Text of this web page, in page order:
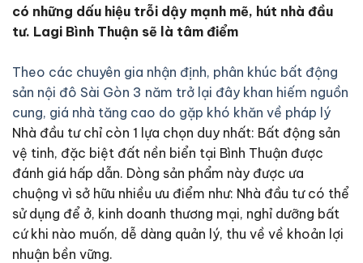
có những dấu hiệu trỗi dậy mạnh mẽ, hút nhà đầu
tư. Lagi Bình Thuận sẽ là tâm điểm
Theo các chuyên gia nhận định, phân khúc bất động
sản nội đô Sài Gòn 3 năm trở lại đây khan hiếm nguồn
cung, giá nhà tăng cao do gặp khó khăn về pháp lý
Nhà đầu tư chỉ còn 1 lựa chọn duy nhất: Bất động sản
vệ tinh, đặc biệt đất nền biển tại Bình Thuận được
đánh giá hấp dẫn. Dòng sản phẩm này được ưa
chuộng vì sở hữu nhiều ưu điểm như: Nhà đầu tư có thể
sử dụng để ở, kinh doanh thương mại, nghỉ dưỡng bất
cứ khi nào muốn, dễ dàng quản lý, thu về về khoản lợi
nhuận bền vững.